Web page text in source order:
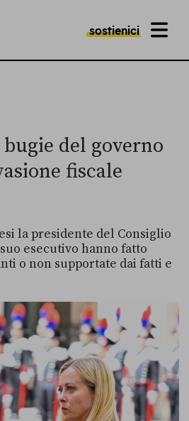
sostienici MENU
del governo
fiscale
la presidente del Consiglio
esecutivo hanno fatto
o non supportate dai fatti e